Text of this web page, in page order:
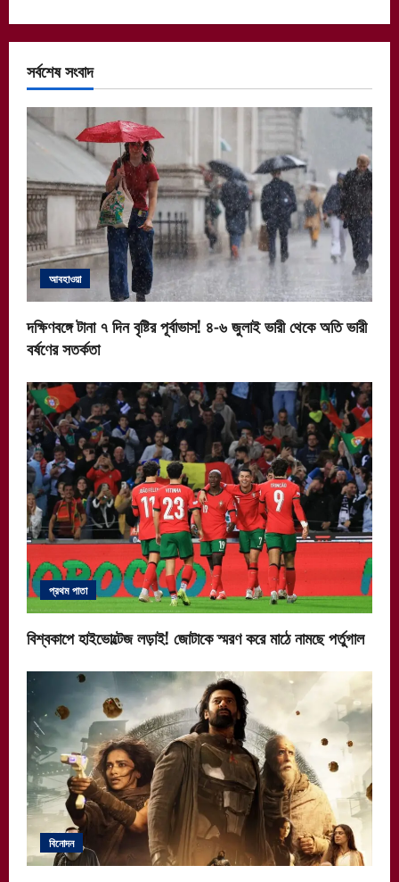
সর্বশেষ সংবাদ
আবহাওয়া
দক্ষিণবঙ্গে টানা ৭ দিন বৃষ্টির পূর্বাভাস! ৪-৬ জুলাই ভারী থেকে অতি ভারী
বর্ষণের সতর্কতা
প্রথম পাতা
বিশ্বকাপে হাইভোল্টেজ লড়াই! জোটাকে স্মরণ করে মাঠে নামছে পর্তুগাল
বিনোদন